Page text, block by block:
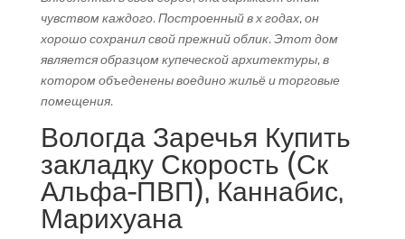
чувством каждого. Построенный в х годах, он
хорошо сохранил свой прежний облик. Этот дом
является образцом купеческой архитектуры, в
котором объеденены воедино жильё и торговые
помещения.
Вологда Заречья Купить
закладку Скорость (Ск
Альфа-ПВП), Каннабис,
Марихуана